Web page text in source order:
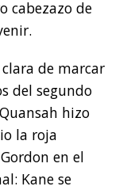
cabezazo de
de marcar
del segundo
hizo
la roja
en el
Kane se